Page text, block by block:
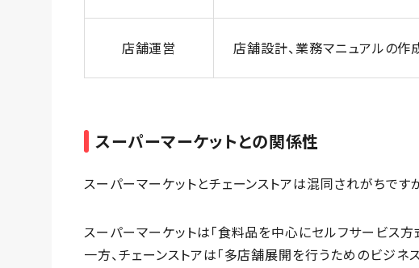
店舗運営 店舗設計、業務マニュアルの作
スーパーマーケットとの関係性
スーパーマーケットとチェーンストアは混同されがちです
スーパーマーケットは「食料品を中心にセルフサービス
一方、チェーンストアは「多店舗展開を行うためのビジネ